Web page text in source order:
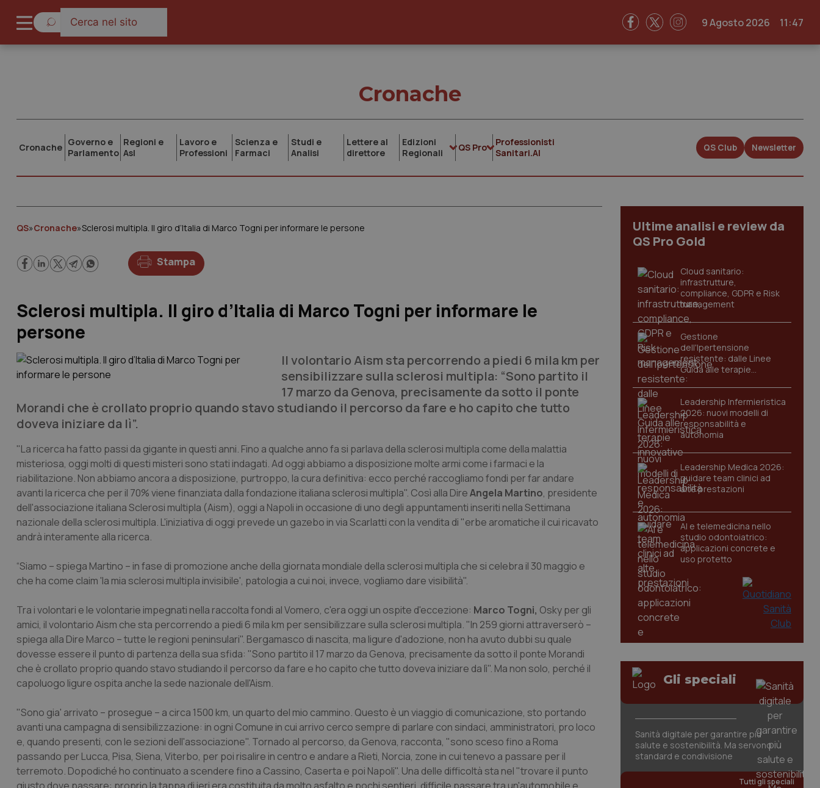
9 Agosto 2026 11:47
Cronache
Cronache Governo e
Parlamento
Regioni e
Asl
Lavoro e
Professioni
Scienza e
Farmaci
Studi e
Analisi
Lettere al
direttore
Edizioni
Regionali
QS Pro
Professionisti
Sanitari.AI
QS Club Newsletter
QS»Cronache»Sclerosi multipla. Il giro d’Italia di Marco Togni per informare le persone
Stampa
Sclerosi multipla. Il giro d’Italia di Marco Togni per informare le
persone
Il volontario Aism sta percorrendo a piedi 6 mila km per
sensibilizzare sulla sclerosi multipla: “Sono partito il
17 marzo da Genova, precisamente da sotto il ponte
Morandi che è crollato proprio quando stavo studiando il percorso da fare e ho capito che tutto
doveva iniziare da lì”.
"La ricerca ha fatto passi da gigante in questi anni. Fino a qualche anno fa si parlava della sclerosi multipla come della malattia
misteriosa, oggi molti di questi misteri sono stati indagati. Ad oggi abbiamo a disposizione molte armi come i farmaci e la
riabilitazione. Non abbiamo ancora a disposizione, purtroppo, la cura definitiva: ecco perché raccogliamo fondi per far andare
avanti la ricerca che per il 70% viene finanziata dalla fondazione italiana sclerosi multipla". Così alla DireAngela Martino, presidente
dell'associazione italiana Sclerosi multipla (Aism), oggi a Napoli in occasione di uno degli appuntamenti inseriti nella Settimana
nazionale della sclerosi multipla. L'iniziativa di oggi prevede un gazebo in via Scarlatti con la vendita di "erbe aromatiche il cui ricavato
andrà interamente alla ricerca.
“Siamo – spiega Martino – in fase di promozione anche della giornata mondiale della sclerosi multipla che si celebra il 30 maggio e
che ha come claim 'la mia sclerosi multipla invisibile', patologia a cui noi, invece, vogliamo dare visibilità".
Tra i volontari e le volontarie impegnati nella raccolta fondi al Vomero, c'era oggi un ospite d'eccezione: Marco Togni, Osky per gli
amici, il volontario Aism che sta percorrendo a piedi 6 mila km per sensibilizzare sulla sclerosi multipla. "In 259 giorni attraverserò –
spiega alla Dire Marco – tutte le regioni peninsulari". Bergamasco di nascita, ma ligure d'adozione, non ha avuto dubbi su quale
dovesse essere il punto di partenza della sua sfida: "Sono partito il 17 marzo da Genova, precisamente da sotto il ponte Morandi
che è crollato proprio quando stavo studiando il percorso da fare e ho capito che tutto doveva iniziare da lì". Ma non solo, perché il
capoluogo ligure ospita anche la sede nazionale dell'Aism.
"Sono gia' arrivato – prosegue – a circa 1500 km, un quarto del mio cammino. Questo è un viaggio di comunicazione, sto portando
avanti una campagna di sensibilizzazione: in ogni Comune in cui arrivo cerco sempre di parlare con sindaci, amministratori, pro loco
e, quando presenti, con le sezioni dell'associazione". Tornado al percorso, da Genova, racconta, "sono sceso fino a Roma
passando per Lucca, Pisa, Siena, Viterbo, per poi risalire in centro e andare a Rieti, Norcia, zone in cui tenevo a passare per il
terremoto. Dopodiché ho continuato a scendere fino a Cassino, Caserta e poi Napoli". Una delle difficoltà sta nel "trovare il punto
Ultime analisi e review da
QS Pro Gold
Cloud sanitario:
infrastrutture,
compliance, GDPR e Risk
management
Gestione
dell'Ipertensione
resistente: dalle Linee
Guida alle terapie
innovative
Leadership Infermieristica
2026: nuovi modelli di
responsabilità e
autonomia
Leadership Medica 2026:
guidare team clinici ad
alte prestazioni
AI e telemedicina nello
studio odontoiatrico:
applicazioni concrete e
uso protetto
Gli speciali
Sanità digitale per garantire più
salute e sostenibilità. Ma servono
standard e condivisione
Tutti gli speciali